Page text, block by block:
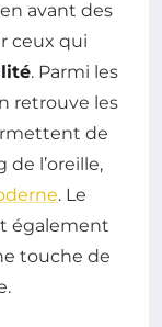
avant des
ceux qui
. Parmi les
retrouve les
de
l’oreille,
. Le
également
touche de